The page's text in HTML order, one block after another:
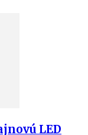
LED